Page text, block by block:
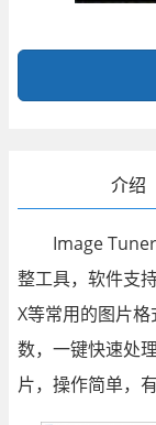
介绍
Image Tuner
整工具，软件支
X等常用的图片
数，一键快速处
片，操作简单，